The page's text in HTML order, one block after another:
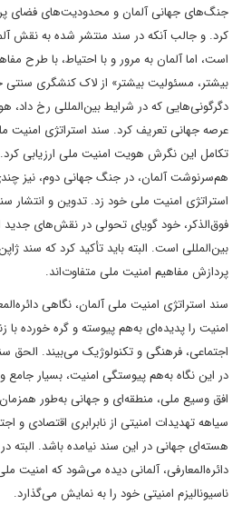
جنگ‌های جهانی آلمان و محدودیت‌های فضای
کرد. و جالب آنکه در سند منتشر شده به نقش
است، اما آلمان به مرور و با احتیاط، با طرح
بیشتر، مسئولیت بیشتر» از لاک کنشگری
دگرگونی‌هایی که در شرایط بین‌المللی رخ داد،
عرصه جهانی تعریف کرد. سند استراتژی امنیت
تکامل این نگرش هویت امنیت ملی ارزیابی کرد.
هم‌سرنوشت آلمان، در جنگ جهانی دوم، نیز
استراتژی امنیت ملی خود زد. تدوین و انتشار
فوق‌الذکر، خود گویای تحولی در نقش‌های جدید
بین‌المللی است. البته باید تأکید کرد که سند
پردازش مفاهیم امنیت ملی متفاوت‌اند.
سند استراتژی امنیت ملی آلمان، نگاهی
امنیت را پدیده‌ای به‌هم پیوسته و گره خورده با
اجتماعی، فرهنگی و تکنولوژیک می‌بیند. الحق
در این نگاه به‌هم پیوستگی امنیت، بسیار جامع
افق وسیع ملی، منطقه‌ای و جهانی به‌طور
سیاهه تهدیدات امنیتی از نابرابری اقتصادی و
هسته‌ای جهانی در این سند نیامده باشد. البته
دائره‌المعارفی، آلمانی دیده می‌شود که امنیت
ناسیونالیزم امنیتی خود را به نمایش می‌گذارد.